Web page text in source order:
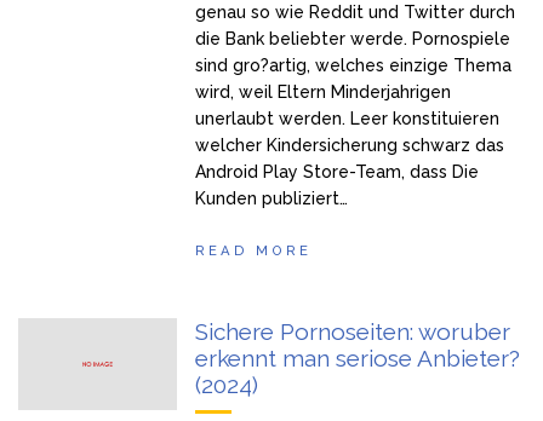
genau so wie Reddit und Twitter durch
die Bank beliebter werde. Pornospiele
sind gro?artig, welches einzige Thema
wird, weil Eltern Minderjahrigen
unerlaubt werden. Leer konstituieren
welcher Kindersicherung schwarz das
Android Play Store-Team, dass Die
Kunden publiziert…
READ MORE
Sichere Pornoseiten: woruber
erkennt man seriose Anbieter?
(2024)